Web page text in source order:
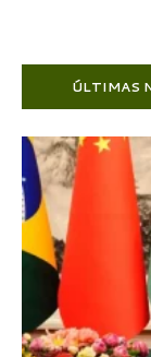
ÚLTIMAS